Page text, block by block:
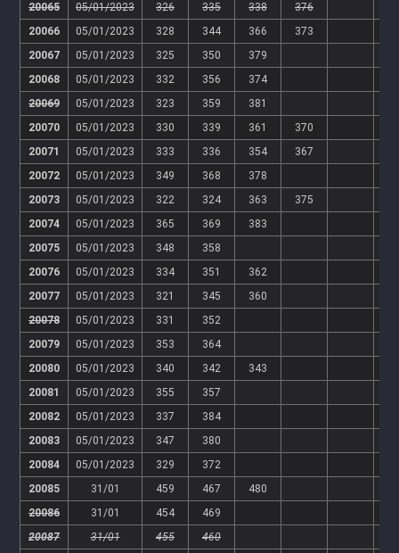
20065
05/01/2023 326 335 338
376
20066
05/01/2023 328 344 366
373
20067
05/01/2023 325 350
379
20068
05/01/2023 332 356
374
20069
05/01/2023 323 359
381
20070
05/01/2023 330 339 361
370
20071
05/01/2023 333 336 354
367
20072
05/01/2023 349 368
378
20073
05/01/2023 322 324 363
375
20074
05/01/2023 365 369
383
20075
05/01/2023 348
358
20076
05/01/2023 334 351
362
20077
05/01/2023 321 345
360
20078
05/01/2023 331
352
20079
05/01/2023 353
364
20080
05/01/2023 340 342
343
20081
05/01/2023 355
357
20082
05/01/2023 337
384
20083
05/01/2023 347
380
20084
05/01/2023 329
372
20085
31/01 459 467
480
20086
31/01 454
469
20087
31/01 455
460